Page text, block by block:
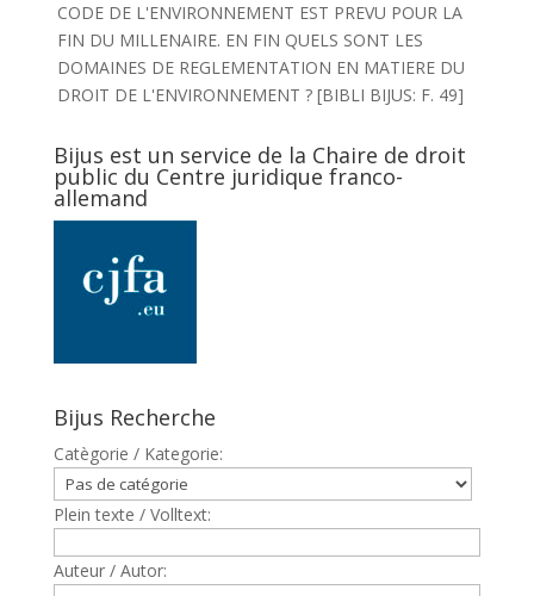
CODE DE L'ENVIRONNEMENT EST PREVU POUR LA
FIN DU MILLENAIRE. EN FIN QUELS SONT LES
DOMAINES DE REGLEMENTATION EN MATIERE DU
DROIT DE L'ENVIRONNEMENT ? [BIBLI BIJUS: F. 49]
Bijus est un service de la Chaire de droit
public du Centre juridique franco-
allemand
Bijus Recherche
Catègorie / Kategorie:
Plein texte / Volltext:
Auteur / Autor: